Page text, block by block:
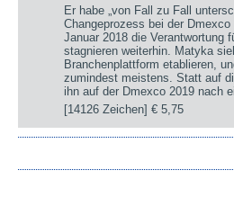
Er habe „von Fall zu Fall
Changeprozess bei der
Januar 2018 die Verantwortung
stagnieren weiterhin. Matyka
Branchenplattform etablieren,
zumindest meistens. Statt auf
ihn auf der Dmexco 2019 nach
[14126 Zeichen]€ 5,75